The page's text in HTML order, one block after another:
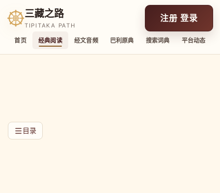
三藏之路
TIPITAKA PATH
首页 经典阅读 经文音频 巴利原典 搜索词典 平台动态
注册 登录
目录